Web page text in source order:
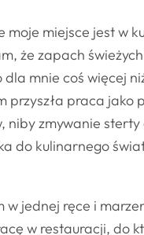
moje miejsce jest w
że zapach świeżych
mnie coś więcej
przyszła praca jako
niby zmywanie
do kulinarnego
w jednej ręce i
w restauracji, do